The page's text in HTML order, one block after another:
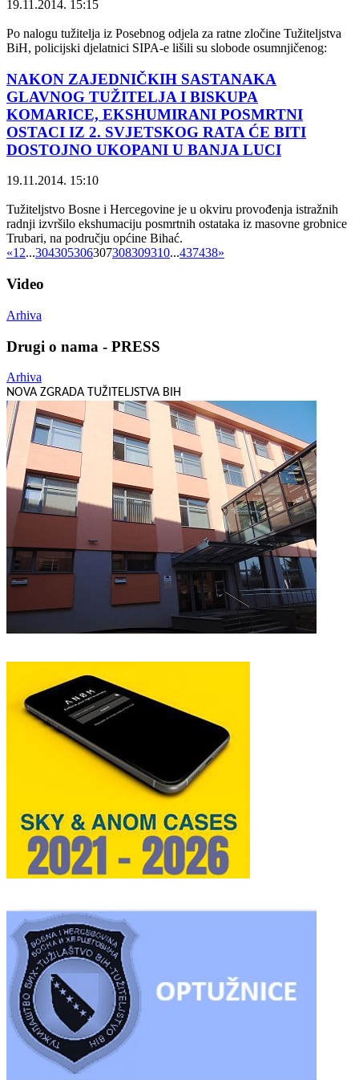
19.11.2014. 15:15
Po nalogu tužitelja iz Posebnog odjela za ratne zločine Tužiteljstva
BiH, policijski djelatnici SIPA-e lišili su slobode osumnjičenog:
NAKON ZAJEDNIČKIH SASTANAKA
GLAVNOG TUŽITELJA I BISKUPA
KOMARICE, EKSHUMIRANI POSMRTNI
OSTACI IZ 2. SVJETSKOG RATA ĆE BITI
DOSTOJNO UKOPANI U BANJA LUCI
19.11.2014. 15:10
Tužiteljstvo Bosne i Hercegovine je u okviru provođenja istražnih
radnji izvršilo ekshumaciju posmrtnih ostataka iz masovne grobnice
Trubari, na području općine Bihać.
«12...304305306307308309310...437438»
Video
Arhiva
Drugi o nama - PRESS
Arhiva
NOVA ZGRADA TUŽITELJSTVA BIH